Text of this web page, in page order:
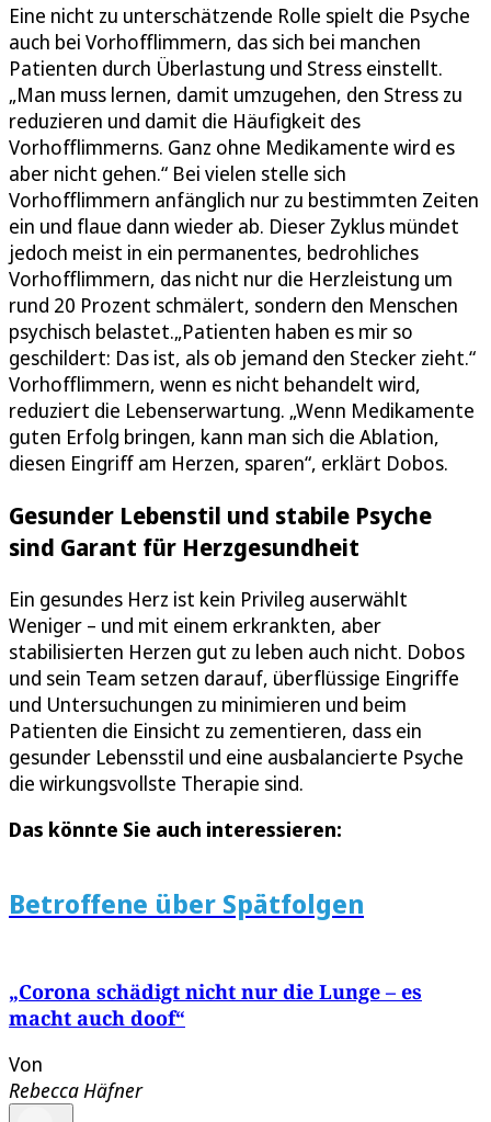
Eine nicht zu unterschätzende Rolle spielt die Psyche
auch bei Vorhofflimmern, das sich bei manchen
Patienten durch Überlastung und Stress einstellt.
„Man muss lernen, damit umzugehen, den Stress zu
reduzieren und damit die Häufigkeit des
Vorhofflimmerns. Ganz ohne Medikamente wird es
aber nicht gehen.“ Bei vielen stelle sich
Vorhofflimmern anfänglich nur zu bestimmten Zeiten
ein und flaue dann wieder ab. Dieser Zyklus mündet
jedoch meist in ein permanentes, bedrohliches
Vorhofflimmern, das nicht nur die Herzleistung um
rund 20 Prozent schmälert, sondern den Menschen
psychisch belastet.„Patienten haben es mir so
geschildert: Das ist, als ob jemand den Stecker zieht.“
Vorhofflimmern, wenn es nicht behandelt wird,
reduziert die Lebenserwartung. „Wenn Medikamente
guten Erfolg bringen, kann man sich die Ablation,
diesen Eingriff am Herzen, sparen“, erklärt Dobos.
Gesunder Lebenstil und stabile Psyche
sind Garant für Herzgesundheit
Ein gesundes Herz ist kein Privileg auserwählt
Weniger – und mit einem erkrankten, aber
stabilisierten Herzen gut zu leben auch nicht. Dobos
und sein Team setzen darauf, überflüssige Eingriffe
und Untersuchungen zu minimieren und beim
Patienten die Einsicht zu zementieren, dass ein
gesunder Lebensstil und eine ausbalancierte Psyche
die wirkungsvollste Therapie sind.
Das könnte Sie auch interessieren:
Betroffene über Spätfolgen
„Corona schädigt nicht nur die Lunge – es
macht auch doof“
Von
Rebecca Häfner